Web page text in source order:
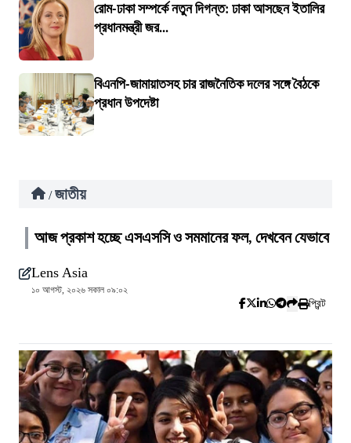
রোম-ঢাকা সম্পর্কে নতুন দিগন্ত: ঢাকা আসছেন ইতালির
প্রধানমন্ত্রী জর...
বিএনপি-জামায়াতসহ চার রাজনৈতিক দলের সঙ্গে বৈঠকে
প্রধান উপদেষ্টা
/ জাতীয়
আজ প্রকাশ হচ্ছে এসএসসি ও সমমানের ফল, দেখবেন যেভাবে
Lens Asia
১০ আগস্ট, ২০২৬ সকাল ০৯:০২
প্রিন্ট